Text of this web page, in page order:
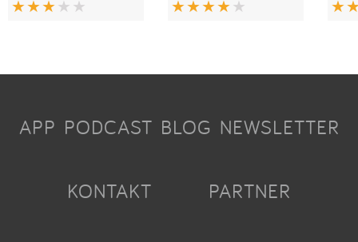
APP PODCAST BLOG NEWSLETTER
KONTAKT PARTNER